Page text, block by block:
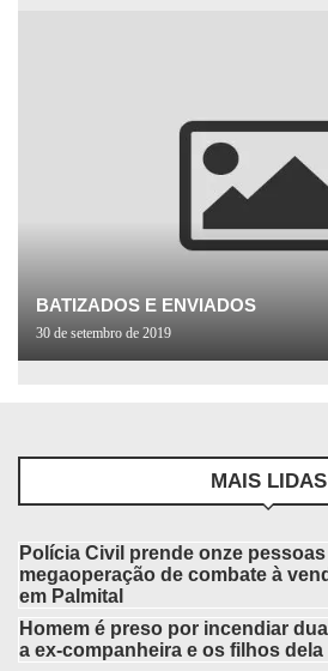
BATIZADOS E ENVIADOS
30 de setembro de 2019
MAIS LIDAS
Polícia Civil prende onze
megaoperação de combate à
em Palmital
Homem é preso por incendiar
a ex-companheira e os filhos dela